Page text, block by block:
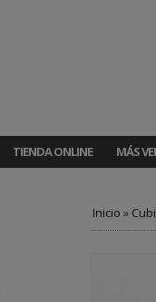
TIENDA ONLINE MÁS
Inicio »